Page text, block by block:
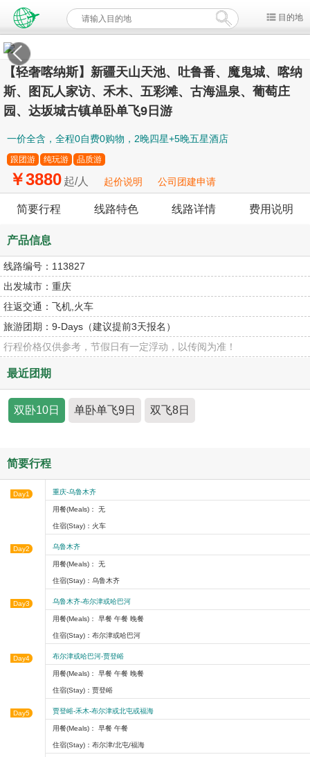
目的地
【轻奢喀纳斯】新疆天山天池、吐鲁番、魔鬼城、喀纳
斯、图瓦人家访、禾木、五彩滩、古海温泉、葡萄庄
园、达坂城古镇单卧单飞9日游
一价全含，全程0自费0购物，2晚四星+5晚五星酒店
跟团游 纯玩游 品质游
￥3880 起/人 起价说明 公司团建申请
简要行程 线路特色 线路详情 费用说明
产品信息
线路编号： 113827
出发城市： 重庆
往返交通： 飞机,火车
旅游团期： 9-Days（建议提前3天报名）
行程价格仅供参考，节假日有一定浮动，以传阅为准！
最近团期
双卧10日 单卧单飞9日 双飞8日
简要行程
Day1 重庆-乌鲁木齐
用餐(Meals)： 无
住宿(Stay)：火车
Day2 乌鲁木齐
用餐(Meals)： 无
住宿(Stay)：乌鲁木齐
Day3 乌鲁木齐-布尔津或哈巴河
用餐(Meals)： 早餐 午餐 晚餐
住宿(Stay)：布尔津或哈巴河
Day4 布尔津或哈巴河-贾登峪
用餐(Meals)： 早餐 午餐 晚餐
住宿(Stay)：贾登峪
Day5 贾登峪-禾木-布尔津或北屯或福海
用餐(Meals)： 早餐 午餐
住宿(Stay)：布尔津/北屯/福海